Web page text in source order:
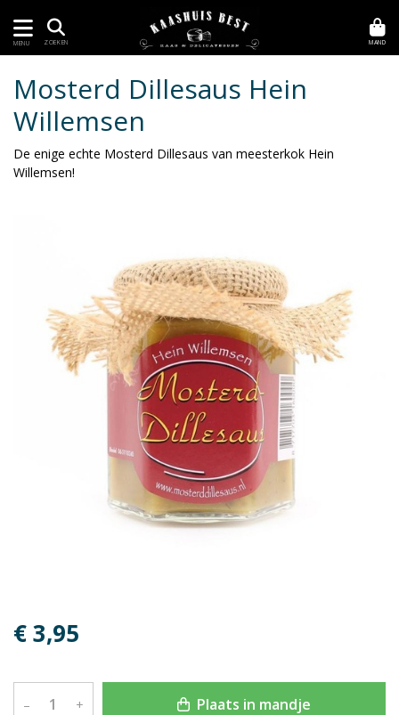
MENU ZOEKEN MAND
Mosterd Dillesaus Hein
Willemsen
De enige echte Mosterd Dillesaus van meesterkok Hein
Willemsen!
€ 3,95
– + Plaats in mandje